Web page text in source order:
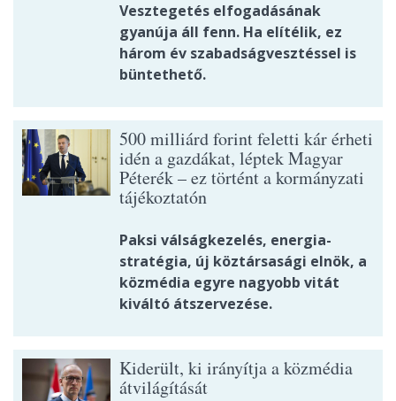
Vesztegetés elfogadásának
gyanúja áll fenn. Ha elítélik, ez
három év szabadságvesztéssel is
büntethető.
500 milliárd forint feletti kár érheti
idén a gazdákat, léptek Magyar
Péterék – ez történt a kormányzati
tájékoztatón
Paksi válságkezelés, energia-
stratégia, új köztársasági elnök, a
közmédia egyre nagyobb vitát
kiváltó átszervezése.
Kiderült, ki irányítja a közmédia
átvilágítását